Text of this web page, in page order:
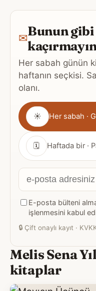
✉Bunun
Her sabah günün
haftanın seçkisi.
olanı.
Gönderim
sıklığı
☀ Her sabah ·
🗓 Haftada bir ·
E-
posta
adresiniz
E-posta bülteni
işlenmesini kabul
🔒 Çift onaylı kayıt ·
Melis Sena
kitaplar